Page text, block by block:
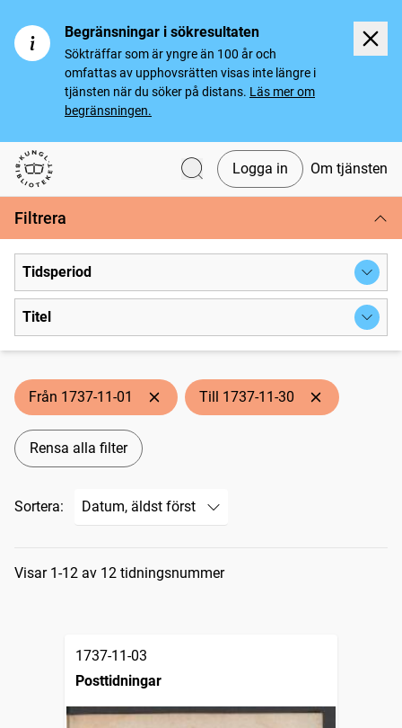
Begränsningar i sökresultaten
Sökträffar som är yngre än 100 år och
omfattas av upphovsrätten visas inte längre i
tjänsten när du söker på distans. Läs mer om
begränsningen.
Svenska tidningar
Logga in Om tjänsten
Filtrera
Tidsperiod
Titel
Från 1737-11-01 Till 1737-11-30
Rensa alla filter
Sortera:
Sökresultat
Visar 1-12 av 12 tidningsnummer
1737-11-03
Posttidningar